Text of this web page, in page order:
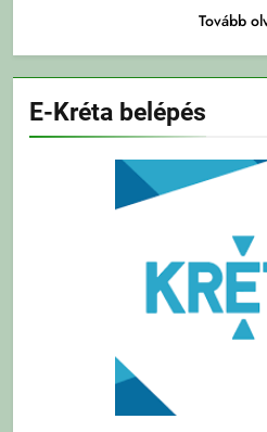
Tovább
E-Kréta belépés